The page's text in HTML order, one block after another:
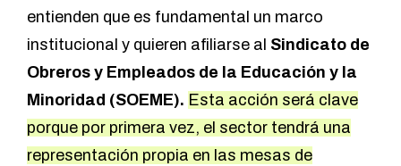
entienden que es fundamental un marco
institucional y quieren afiliarse al Sindicato de
Obreros y Empleados de la Educación y la
Minoridad (SOEME). Esta acción será clave
porque por primera vez, el sector tendrá una
representación propia en las mesas de